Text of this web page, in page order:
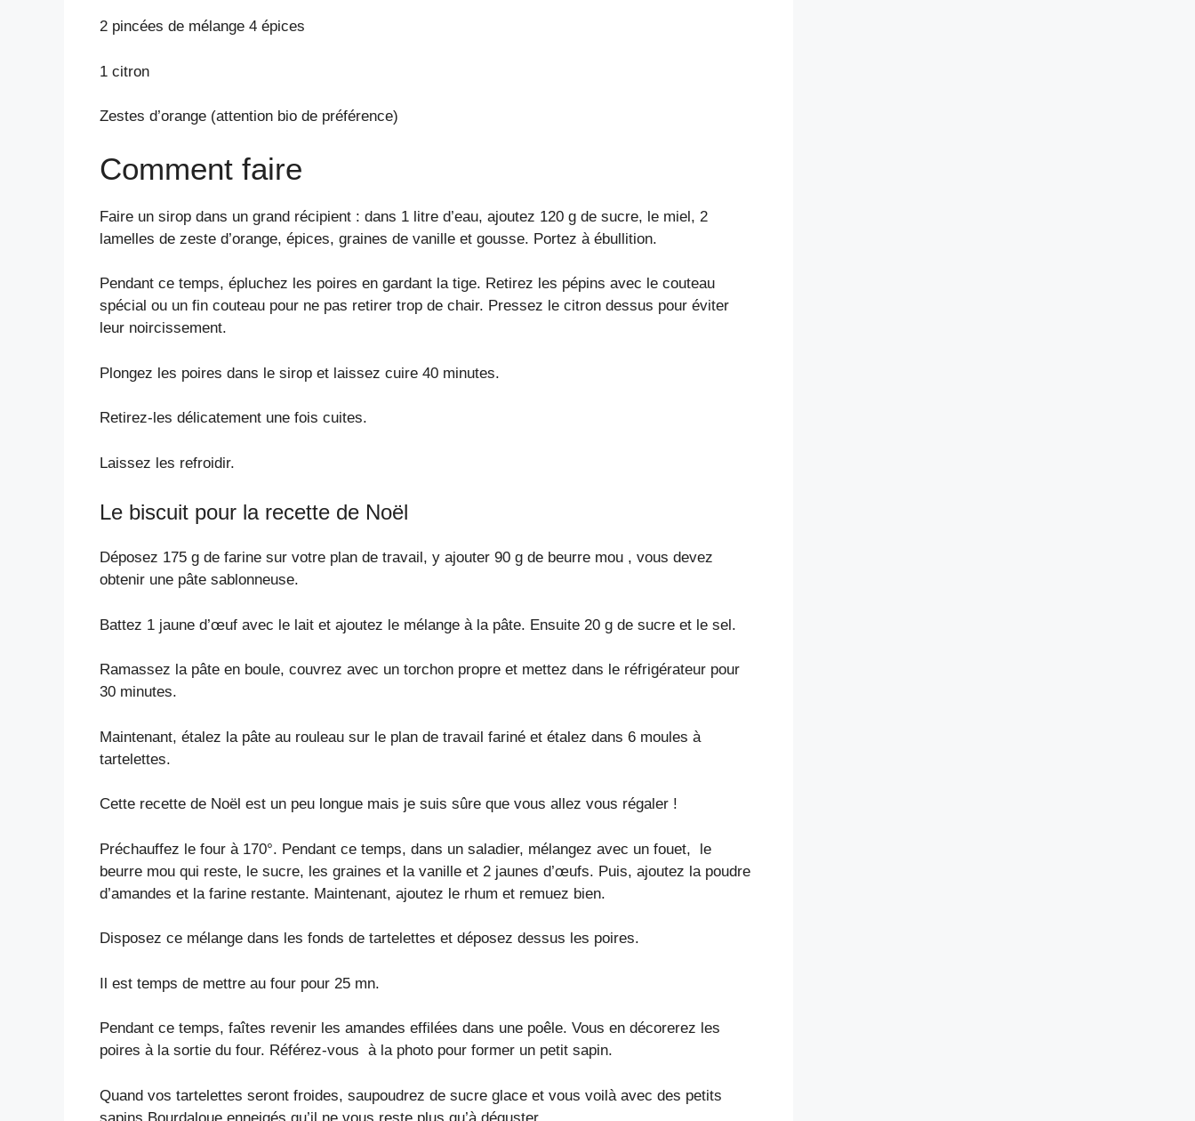
2 pincées de mélange 4 épices
1 citron
Zestes d’orange (attention bio de préférence)
Comment faire
Faire un sirop dans un grand récipient : dans 1 litre d’eau, ajoutez 120 g de sucre, le miel, 2
lamelles de zeste d’orange, épices, graines de vanille et gousse. Portez à ébullition.
Pendant ce temps, épluchez les poires en gardant la tige. Retirez les pépins avec le couteau
spécial ou un fin couteau pour ne pas retirer trop de chair. Pressez le citron dessus pour éviter
leur noircissement.
Plongez les poires dans le sirop et laissez cuire 40 minutes.
Retirez-les délicatement une fois cuites.
Laissez les refroidir.
Le biscuit pour la recette de Noël
Déposez 175 g de farine sur votre plan de travail, y ajouter 90 g de beurre mou , vous devez
obtenir une pâte sablonneuse.
Battez 1 jaune d’œuf avec le lait et ajoutez le mélange à la pâte. Ensuite 20 g de sucre et le sel.
Ramassez la pâte en boule, couvrez avec un torchon propre et mettez dans le réfrigérateur pour
30 minutes.
Maintenant, étalez la pâte au rouleau sur le plan de travail fariné et étalez dans 6 moules à
tartelettes.
Cette recette de Noël est un peu longue mais je suis sûre que vous allez vous régaler !
Préchauffez le four à 170°. Pendant ce temps, dans un saladier, mélangez avec un fouet, le
beurre mou qui reste, le sucre, les graines et la vanille et 2 jaunes d’œufs. Puis, ajoutez la poudre
d’amandes et la farine restante. Maintenant, ajoutez le rhum et remuez bien.
Disposez ce mélange dans les fonds de tartelettes et déposez dessus les poires.
Il est temps de mettre au four pour 25 mn.
Pendant ce temps, faîtes revenir les amandes effilées dans une poêle. Vous en décorerez les
poires à la sortie du four. Référez-vous à la photo pour former un petit sapin.
Quand vos tartelettes seront froides, saupoudrez de sucre glace et vous voilà avec des petits
sapins Bourdaloue enneigés qu’il ne vous reste plus qu’à déguster.